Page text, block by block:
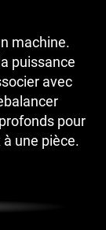
machine.
puissance
avec
pour
une pièce.